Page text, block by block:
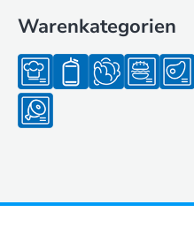
Warenkategorien